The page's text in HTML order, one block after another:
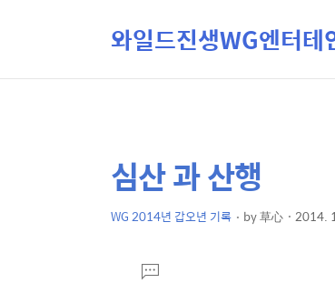
와일드진생WG엔터
상
세
컨
본
문
제
심산 과 산행
WG 2014년 갑오년 기록 by草心 2014.
댓
글